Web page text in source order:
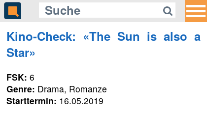
Kino-Check: «The Sun is also a
Star»
FSK: 6
Genre: Drama, Romanze
Starttermin: 16.05.2019